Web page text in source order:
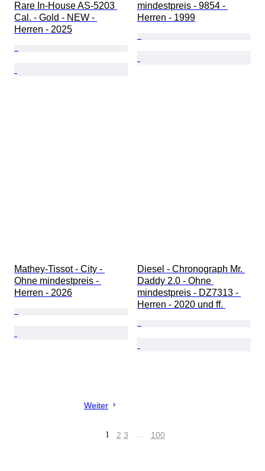
Rare In-House AS-5203
Cal. - Gold - NEW -
Herren - 2025
mindestpreis - 9854 -
Herren - 1999
Mathey-Tissot - City -
Ohne mindestpreis -
Herren - 2026
Diesel - Chronograph Mr.
Daddy 2.0 - Ohne
mindestpreis - DZ7313 -
Herren - 2020 und ff.
Weiter
1 2 3 … 100